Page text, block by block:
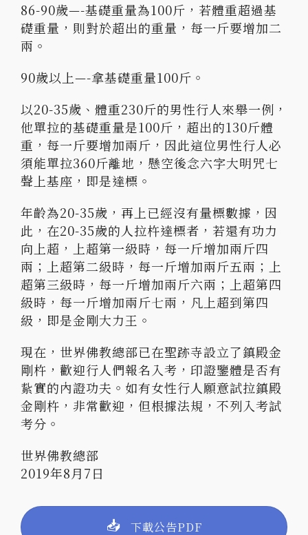
86-90歲—-基礎重量為100斤，若體重超過基
礎重量，則對於超出的重量，每一斤要增加二
兩。
90歲以上—-拿基礎重量100斤。
以20-35歲、體重230斤的男性行人來舉一例，
他單拉的基礎重量是100斤，超出的130斤體
重，每一斤要增加兩斤，因此這位男性行人必
須能單拉360斤離地，懸空後念六字大明咒七
聲上基座，即是達標。
年齡為20-35歲，再上已經沒有量標數據，因
此，在20-35歲的人拉杵達標者，若還有功力
向上超，上超第一級時，每一斤增加兩斤四
兩；上超第二級時，每一斤增加兩斤五兩；上
超第三級時，每一斤增加兩斤六兩；上超第四
級時，每一斤增加兩斤七兩，凡上超到第四
級，即是金剛大力王。
現在，世界佛教總部已在聖跡寺設立了鎮殿金
剛杵，歡迎行人們報名入考，印證鑒體是否有
紥實的內證功夫。如有女性行人願意試拉鎮殿
金剛杵，非常歡迎，但根據法規，不列入考試
考分。
世界佛教總部
2019年8月7日
下載公告PDF